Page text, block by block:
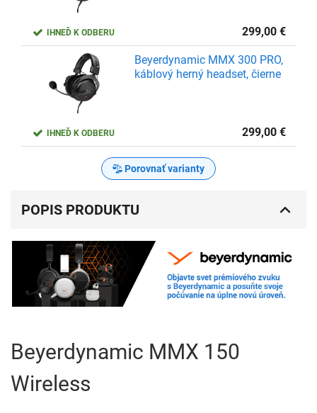
IHNEĎ K ODBERU 299,00 €
IHNEĎ K ODBERU
Beyerdynamic MMX 300 PRO,
káblový herný headset, čierne
299,00 €
Porovnať varianty
POPIS PRODUKTU
Beyerdynamic MMX 150
Wireless